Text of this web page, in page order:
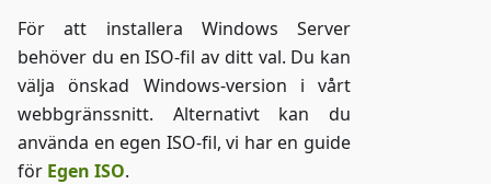
För att installera Windows Server
behöver du en ISO-fil av ditt val. Du kan
välja önskad Windows-version i vårt
webbgränssnitt. Alternativt kan du
använda en egen ISO-fil, vi har en guide
för Egen ISO.